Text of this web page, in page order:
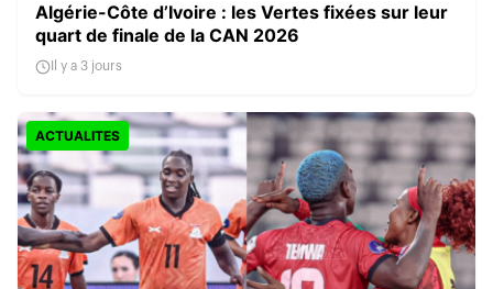
Algérie-Côte d’Ivoire : les Vertes fixées sur leur
quart de finale de la CAN 2026
Il y a 3 jours
ACTUALITES